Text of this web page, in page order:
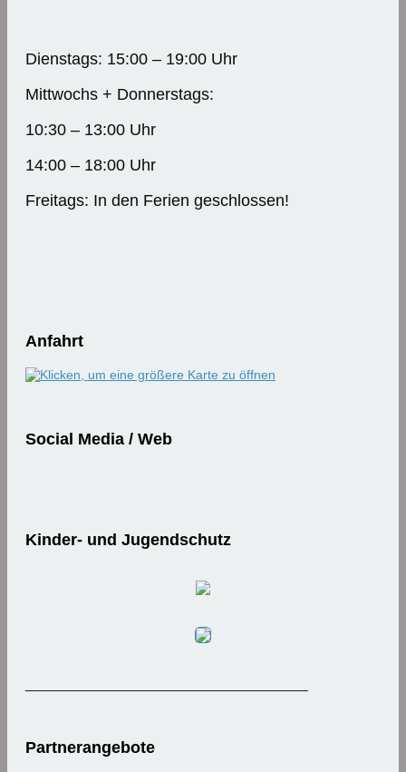
Dienstags: 15:00 – 19:00 Uhr
Mittwochs + Donnerstags:
10:30 – 13:00 Uhr
14:00 – 18:00 Uhr
Freitags: In den Ferien geschlossen!
Anfahrt
Social Media / Web
Kinder- und Jugendschutz
Partnerangebote